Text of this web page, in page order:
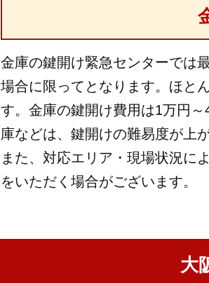
金庫の鍵開け緊急センターでは
場合に限ってとなります。ほと
す。金庫の鍵開け費用は1万円
庫などは、鍵開けの難易度が上
また、対応エリア・現場状況に
をいただく場合がございます。
大